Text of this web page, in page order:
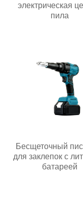
электрическая
пила
Бесщеточный
для заклепок с
батареей